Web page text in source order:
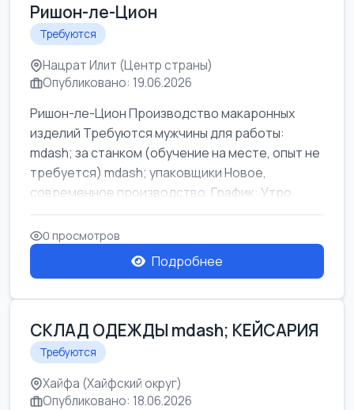
Ришон-ле-Цион
Требуются
Нацрат Илит (Центр страны)
Опубликовано: 19.06.2026
Ришон-ле-Цион Производство макаронных
изделий Требуются мужчины для работы:
mdash; за станком (обучение на месте, опыт не
требуется) mdash; упаковщики Новое,
современное производство. График: Утро
mda...
0 просмотров
Подробнее
СКЛАД ОДЕЖДЫ mdash; КЕЙСАРИЯ
Требуются
Хайфа (Хайфский округ)
Опубликовано: 18.06.2026